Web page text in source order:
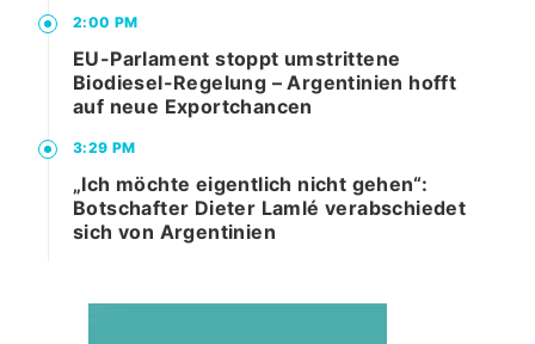
2:00 PM
EU-Parlament stoppt umstrittene
Biodiesel-Regelung – Argentinien hofft
auf neue Exportchancen
3:29 PM
„Ich möchte eigentlich nicht gehen“:
Botschafter Dieter Lamlé verabschiedet
sich von Argentinien